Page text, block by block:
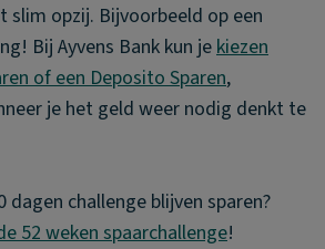
slim opzij. Bijvoorbeeld op een
Bij Ayvens Bank kun jekiezen
of een Deposito Sparen,
je het geld weer nodig denkt te
dagen challenge blijven sparen?
52 weken spaarchallenge!